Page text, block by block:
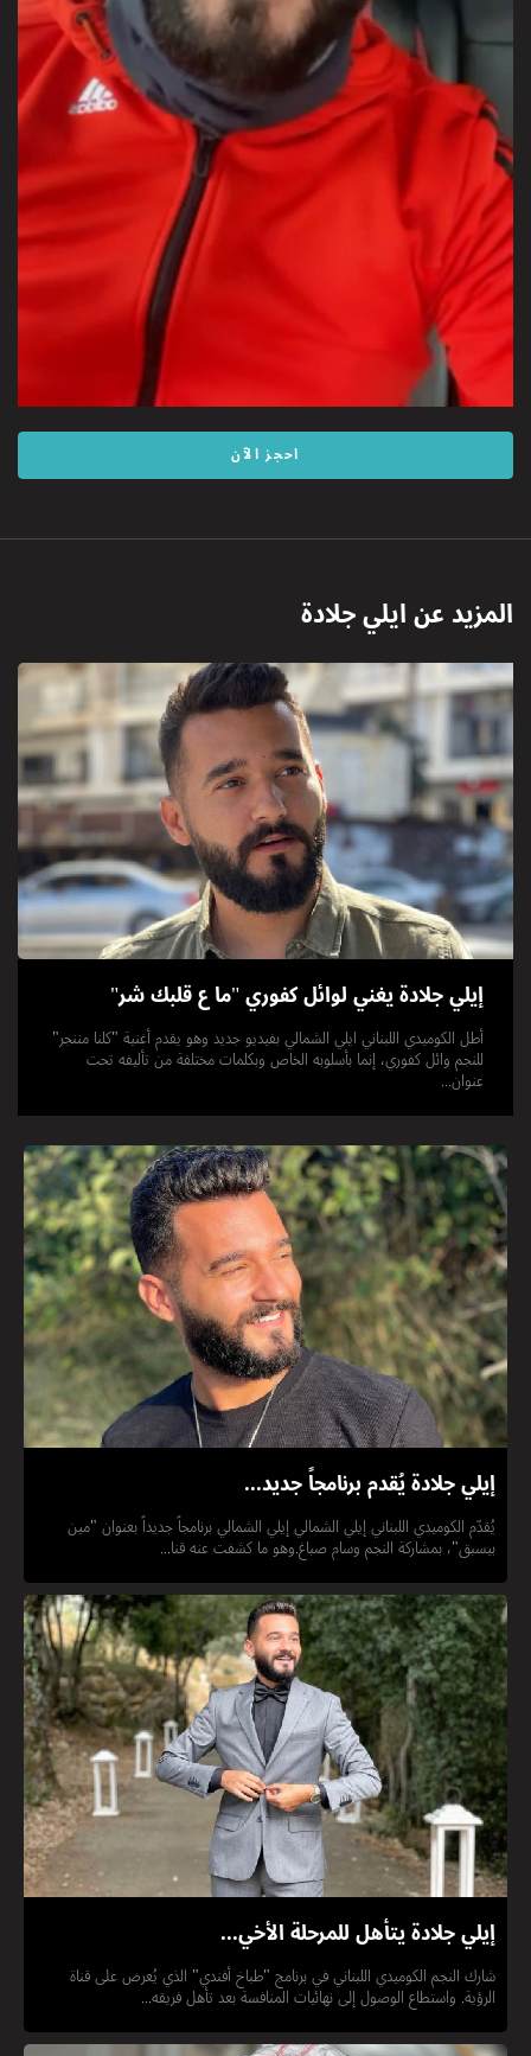
Video
احجز الآن
المزيد عنايلي جلادة
إيلي جلادة يغني لوائل كفوري "ما ع قلبك شر"
أطل الكوميدي اللبناني ايلي الشمالي بفيديو جديد وهو يقدم أغنية "كلنا مننجر"
للنجم وائل كفوري، إنما بأسلوبه الخاص وبكلمات مختلفة من تأليفه تحت
عنوان...
إيلي جلادة يُقدم برنامجاً جديد...
يُقدّم الكوميدي اللبناني إيلي الشمالي إيلي الشمالي برنامجاً جديداً بعنوان "مين
بيسبق"، بمشاركة النجم وسام صباغ.وهو ما كشفت عنه قنا...
إيلي جلادة يتأهل للمرحلة الأخي...
شارك النجم الكوميدي اللبناني في برنامج "طباخ أفندي" الذي يُعرض على قناة
الرؤية. واستطاع الوصول إلى نهائيات المنافسة بعد تأهل فريقه...